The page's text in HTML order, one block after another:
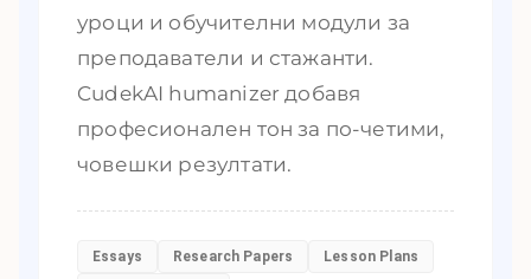
уроци и обучителни модули за
преподаватели и стажанти.
CudekAI humanizer добавя
професионален тон за по-четими,
човешки резултати.
Essays Research Papers
Lesson Plans